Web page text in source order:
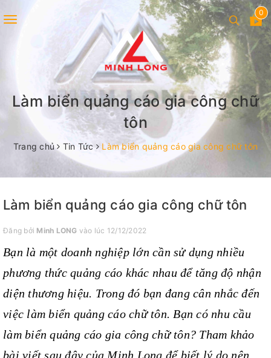
Toggle
0
Làm biển quảng cáo gia công chữ
tôn
Trang chủ Tin Tức Làm biển quảng cáo gia công chữ tôn
Làm biển quảng cáo gia công chữ tôn
Đăng bởi Minh LONG vào lúc 12/12/2022
Bạn là một doanh nghiệp lớn cần sử dụng nhiều
phương thức quảng cáo khác nhau để tăng độ nhận
diện thương hiệu. Trong đó bạn đang cân nhắc đến
việc làm biển quảng cáo chữ tôn. Bạn có nhu cầu
làm biển quảng cáo gia công chữ tôn? Tham khảo
bài viết sau đây của Minh Long để biết lý do nên